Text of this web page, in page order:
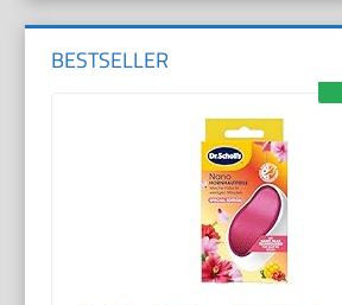
BESTSELLER